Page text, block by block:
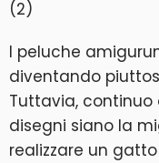
I peluche
diventando
Tuttavia,
disegni siano la
realizzare un